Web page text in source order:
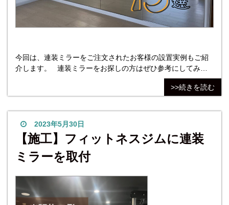
今回は、連装ミラーをご注文されたお客様の設置実例もご紹
介します。 連装ミラーをお探しの方はぜひ参考にしてみて
ください！ 連装ミラーとは、鏡を２枚以上並べて貼ること
です。 スポーツジムやダンス・ヨガスタジオなどで壁いっぱ
す。 実際にお客様からご注文頂き、コダマガラスの施工担当
が取付設置した事例をご紹介いたします。 &n
>>続きを読む
2023年5月30日
【施工】フィットネスジムに連装
ミラーを取付